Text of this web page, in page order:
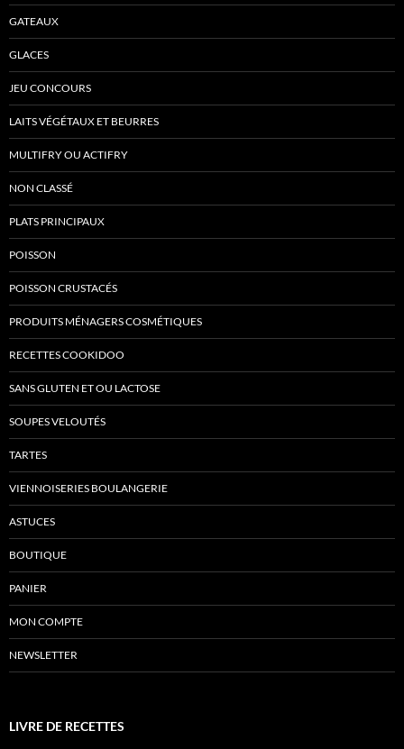
GATEAUX
GLACES
JEU CONCOURS
LAITS VÉGÉTAUX ET BEURRES
MULTIFRY OU ACTIFRY
NON CLASSÉ
PLATS PRINCIPAUX
POISSON
POISSON CRUSTACÉS
PRODUITS MÉNAGERS COSMÉTIQUES
RECETTES COOKIDOO
SANS GLUTEN ET OU LACTOSE
SOUPES VELOUTÉS
TARTES
VIENNOISERIES BOULANGERIE
ASTUCES
BOUTIQUE
PANIER
MON COMPTE
NEWSLETTER
LIVRE DE RECETTES